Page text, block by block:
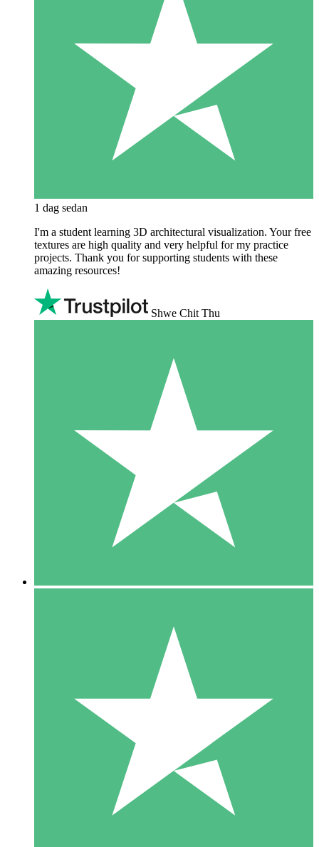
1 dag sedan
I'm a student learning 3D architectural visualization. Your free
textures are high quality and very helpful for my practice
projects. Thank you for supporting students with these
amazing resources!
Shwe Chit Thu